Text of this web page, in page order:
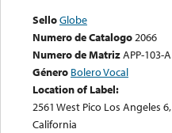
SelloGlobe
Numero de Catalogo2066
Numero de MatrizAPP-103-A
Género Bolero Vocal
Location of Label:
2561 West Pico Los Angeles 6,
California